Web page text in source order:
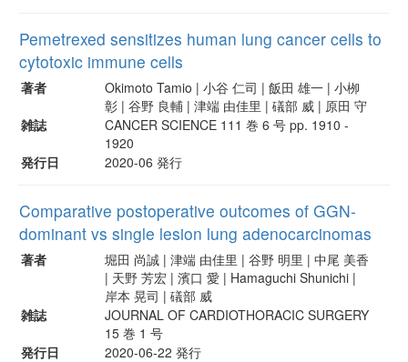
Pemetrexed sensitizes human lung cancer cells to
cytotoxic immune cells
著者
Okimoto Tamio | 小谷 仁司 | 飯田 雄一 | 小栁
彰 | 谷野 良輔 | 津端 由佳里 | 礒部 威 | 原田 守
雑誌
CANCER SCIENCE 111 巻 6 号 pp. 1910 -
1920
発行日
2020-06 発行
Comparative postoperative outcomes of GGN-
dominant vs single lesion lung adenocarcinomas
著者
堀田 尚誠 | 津端 由佳里 | 谷野 明里 | 中尾 美香
| 天野 芳宏 | 濱口 愛 | Hamaguchi Shunichi |
岸本 晃司 | 礒部 威
雑誌
JOURNAL OF CARDIOTHORACIC SURGERY
15 巻 1 号
発行日
2020-06-22 発行